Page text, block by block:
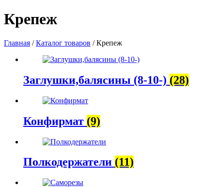
Крепеж
Главная /Каталог товаров / Крепеж
Заглушки,балясины (8-10-) (28)
Конфирмат (9)
Полкодержатели (11)